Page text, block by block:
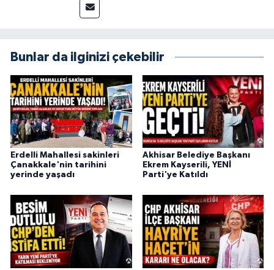
Bunlar da ilginizi çekebilir
Erdelli Mahallesi sakinleri
Çanakkale'nin tarihini
yerinde yaşadı
Akhisar Belediye Başkanı
Ekrem Kayserili, YENİ
Parti'ye Katıldı